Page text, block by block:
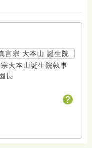
言宗 大本山 誕生院
大本山誕生院執事
長